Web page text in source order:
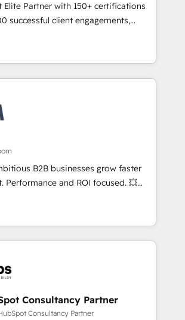
qui transforment les visiteurs en
mise en place de
marketing (SEO, SEA,
marketing, ABM, IA,
CRM HubSpot réussies - 40
- 150 certifications HubSpot
Elite Partner with 150+ certifications
successful client engagements,
marketing complexity into
growth. From onboarding to
campaigns, our in-house team
strategies that drive long-term
CMS, and automation setup •
migrations and data cleanups •
third-party integrations 📈 End-to-
• Lifecycle marketing and
programs • Sales enablement tools
• Retention strategies with
onboardings and 2,000+
• Deep expertise across marketing,
B2B businesses grow faster
Performance and ROI focused. 💥
HubSpot partner that can help you
We work with your teams to
challenges and improve user
process and marketing results.
Designing and optimising your
HubSpot 🔌 Integrating HubSpot
🎓 Training your teams to be
Consultancy Partner
Consultancy Partner